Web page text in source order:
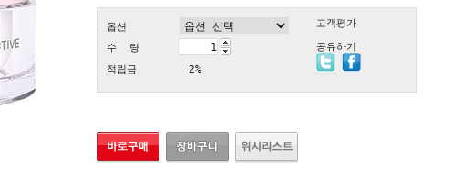
옵션
수 량
적립금
2%
고객평가
공유하기